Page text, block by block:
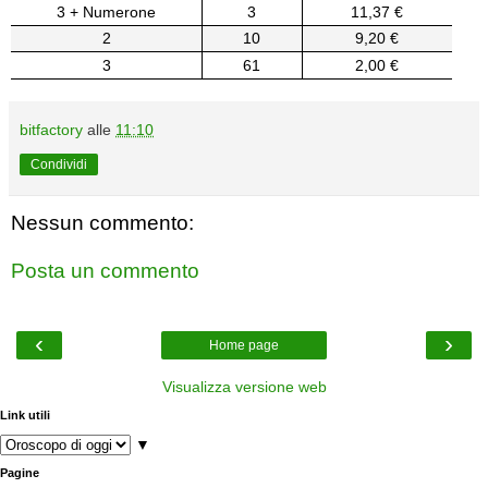
3 + Numerone
3
11,37 €
2
10
9,20 €
3
61 2,00 €
bitfactory alle 11:10
Condividi
Nessun commento:
Posta un commento
‹ ›
Home page
Visualizza versione web
Link utili
▼
Pagine